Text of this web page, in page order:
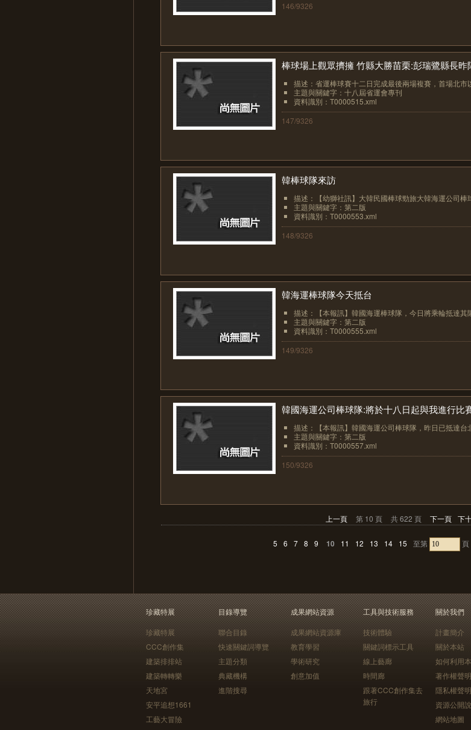
146/9326
棒球場上觀眾擠擁 竹縣大勝苗栗:彭瑞鷺縣長昨
描述：省運棒球賽十二日完成最後兩場複賽，首場北市
主題與關鍵字：十八屆省運會專刊
資料識別：T0000515.xml
147/9326
韓棒球隊來訪
描述：【幼獅社訊】大韓民國棒球勁旅大韓海運公司棒
主題與關鍵字：第二版
資料識別：T0000553.xml
148/9326
韓海運棒球隊今天抵台
描述：【本報訊】韓國海運棒球隊，今日將乘輪抵達其
主題與關鍵字：第二版
資料識別：T0000555.xml
149/9326
韓國海運公司棒球隊:將於十八日起與我進行比
描述：【本報訊】韓國海運公司棒球隊，昨日已抵達台
主題與關鍵字：第二版
資料識別：T0000557.xml
150/9326
上一頁 第 10 頁 共 622 頁 下一頁 下
5 6 7 8 9 10 11 12 13 14 15 至第 頁
珍藏特展
珍藏特展
CCC創作集
建築排排站
建築轉轉樂
天地宮
安平追想1661
工藝大冒險
目錄導覽
聯合目錄
快速關鍵詞導覽
主題分類
典藏機構
進階搜尋
成果網站資源
成果網站資源庫
教育學習
學術研究
創意加值
工具與技術服務
技術體驗
關鍵詞標示工具
線上藝廊
時間廊
跟著CCC創作集去
旅行
關於我們
計畫簡介
關於本站
如何利用
著作權聲明
隱私權聲明
資源公開
網站地圖